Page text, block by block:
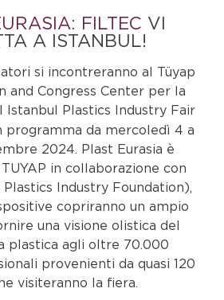
: FILTEC VI
A ISTANBUL!
si incontreranno al Tüyap
and Congress Center per la
Istanbul Plastics Industry Fair
programma da mercoledì 4 a
2024. Plast Eurasia è
in collaborazione con
Plastics Industry Foundation),
copriranno un ampio
una visione olistica del
plastica agli oltre 70.000
provenienti da quasi 120
visiteranno la fiera.